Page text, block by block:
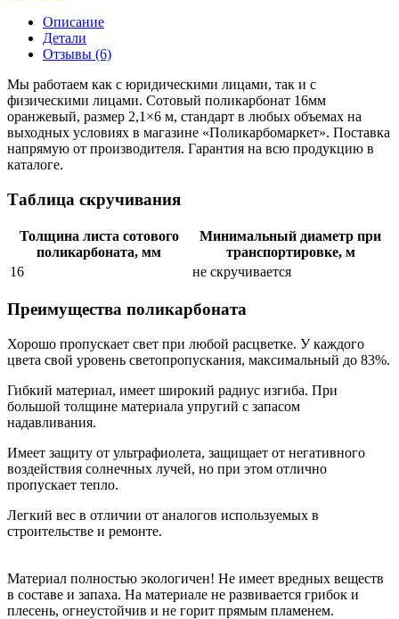
Описание
Детали
Отзывы (6)
Мы работаем как с юридическими лицами, так и с
физическими лицами. Сотовый поликарбонат 16мм
оранжевый, размер 2,1×6 м, стандарт в любых объемах на
выходных условиях в магазине «Поликарбомаркет». Поставка
напрямую от производителя. Гарантия на всю продукцию в
каталоге.
Таблица скручивания
Толщина листа сотового
поликарбоната, мм
Минимальный диаметр при
транспортировке, м
16
не скручивается
Преимущества поликарбоната
Хорошо пропускает свет при любой расцветке. У каждого
цвета свой уровень светопропускания, максимальный до 83%.
Гибкий материал, имеет широкий радиус изгиба. При
большой толщине материала упругий с запасом
надавливания.
Имеет защиту от ультрафиолета, защищает от негативного
воздействия солнечных лучей, но при этом отлично
пропускает тепло.
Легкий вес в отличии от аналогов используемых в
строительстве и ремонте.
Материал полностью экологичен! Не имеет вредных веществ
в составе и запаха. На материале не развивается грибок и
плесень, огнеустойчив и не горит прямым пламенем.